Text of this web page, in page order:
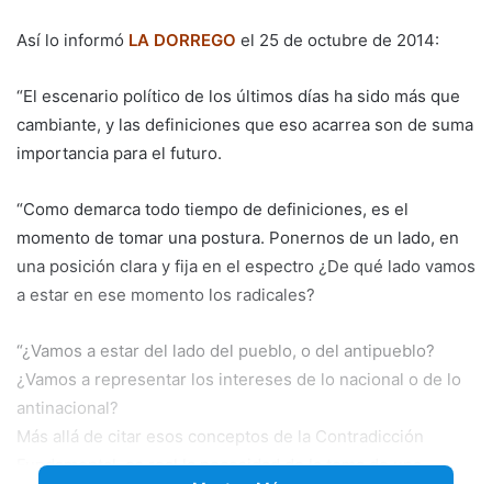
email
Así lo informó LA DORREGO el 25 de octubre de 2014:
“El escenario político de los últimos días ha sido más que
cambiante, y las definiciones que eso acarrea son de suma
importancia para el futuro.
“Como demarca todo tiempo de definiciones, es el
momento de tomar una postura. Ponernos de un lado, en
una posición clara y fija en el espectro ¿De qué lado vamos
a estar en ese momento los radicales?
“¿Vamos a estar del lado del pueblo, o del antipueblo?
¿Vamos a representar los intereses de lo nacional o de lo
antinacional?
Más allá de citar esos conceptos de la Contradicción
Fundamental, es real la necesidad de la toma de una